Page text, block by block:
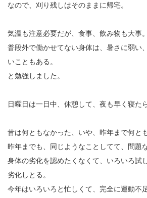
なので、刈り残しはそのままに帰宅。
気温も注意必要だが、食事、飲み物も大事
普段外で働かせてない身体は、暑さに弱い
いこともある。
と勉強しました。
日曜日は一日中、休憩して、夜も早く寝た
昔は何ともなかった、いや、昨年まで何と
昨年までも、同じようなことしてて、問題
身体の劣化を認めたくなくて、いろいろ試
劣化しとる。
今年はいろいろと忙しくて、完全に運動不